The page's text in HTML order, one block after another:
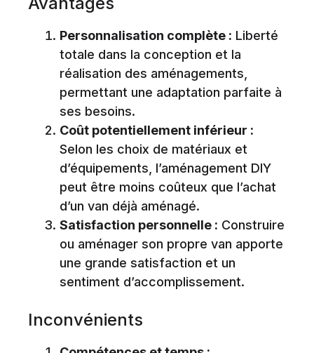
Personnalisation complète : Liberté
totale dans la conception et la
réalisation des aménagements,
permettant une adaptation parfaite à
ses besoins.
Coût potentiellement inférieur :
Selon les choix de matériaux et
d’équipements, l’aménagement DIY
peut être moins coûteux que l’achat
d’un van déjà aménagé.
Satisfaction personnelle : Construire
ou aménager son propre van apporte
une grande satisfaction et un
sentiment d’accomplissement.
Inconvénients